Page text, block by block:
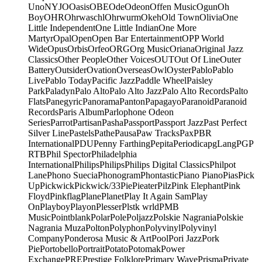
UnoNYJOOasisOBEOdeOdeonOffen MusicOgunOh
BoyOHROhrwaschlOhrwurmOkehOld TownOliviaOne
Little IndependentOne Little IndianOne More
MartyrOpalOpenOpen Bar EntertainmentOPP World
WideOpusOrbisOrfeoORGOrg MusicOrianaOriginal Jazz
ClassicsOther PeopleOther VoicesOUTOut Of LineOuter
BatteryOutsiderOvationOverseasOwlOysterPabloPablo
LivePablo TodayPacific JazzPaddle WheelPaisley
ParkPaladynPalo AltoPalo Alto JazzPalo Alto RecordsPalto
FlatsPanegyricPanoramaPantonPapagayoParanoidParanoid
RecordsParis AlbumParlophone Odeon
SeriesParrotPartisanPashaPassportPassport JazzPast Perfect
Silver LinePastelsPathePausaPaw TracksPaxPBR
InternationalPDUPenny FarthingPepitaPeriodicapgLangPGP
RTBPhil SpectorPhiladelphia
InternationalPhilipsPhilipsPhilips Digital ClassicsPhilpot
LanePhono SueciaPhonogramPhontasticPiano PianoPiasPick
UpPickwickPickwick/33PiePieaterPilzPink ElephantPink
FloydPinkflagPlanePlanetPlay It Again SamPlay
OnPlayboyPlayonPlesserPlstk wrldPMB
MusicPointblankPolarPolePoljazzPolskie NagraniaPolskie
Nagrania MuzaPoltonPolyphonPolyvinylPolyvinyl
CompanyPonderosa Music & ArtPoolPori JazzPork
PiePortobelloPortraitPotatoPotomakPower
ExchangePREPrestige FolklorePrimary WavePrismaPrivate